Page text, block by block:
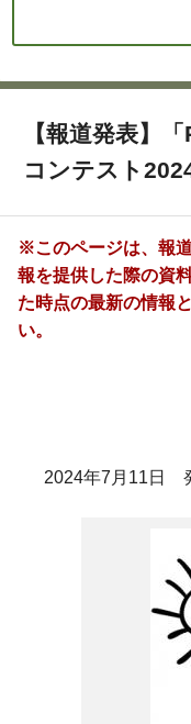
【報道発表】
コンテスト
※このページは、報
報を提供した際の資
た時点の最新の情報
い。
2024年7月11日